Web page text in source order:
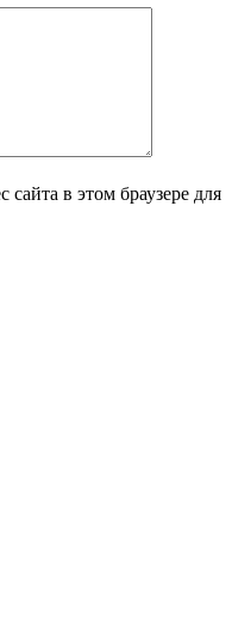
в этом браузере для